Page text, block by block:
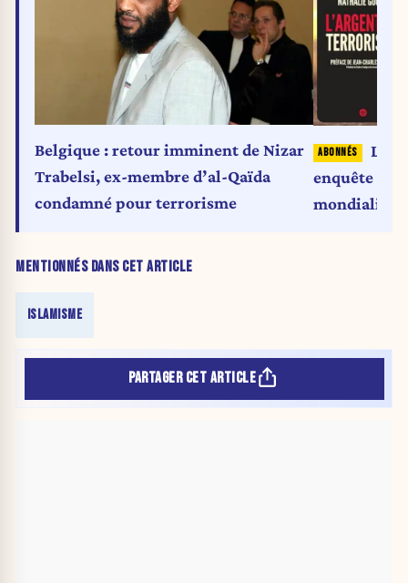
MENTIONNÉS DANS CET ARTICLE
ISLAMISME
Belgique : retour imminent de Nizar
Trabelsi, ex-membre d’al-Qaïda
condamné pour terrorisme
enquête sur
PARTAGER CET ARTICLE